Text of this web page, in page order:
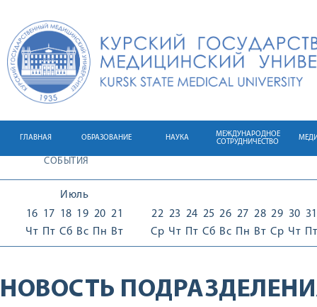
ГЛАВНАЯ ОБРАЗОВАНИЕ НАУКА
МЕЖДУНАРОДНОЕ
СОТРУДНИЧЕСТВО
СОБЫТИЯ
Июль
16
Чт
17
Пт
18
Сб
19
Вс
20
Пн
21
Вт
22
Ср
23
Чт
24
Пт
25
Сб
26
Вс
27
Пн
28
Вт
29
Ср
30
Чт
31
Пт
НОВОСТЬ